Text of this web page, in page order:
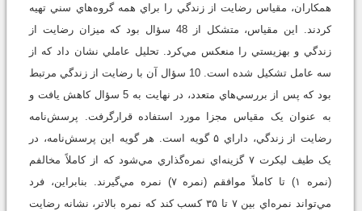
همکاران، مقياس رضايت از زندگي را براي همه گروه‌هاي سني تهيه
کردند. اين مقياس، متشکل از 48 سؤال بود که ميزان رضايت از
زندگي و بهزيستي را منعکس مي‌کرد. تحليل عاملي نشان داد که از
سه عامل تشکيل شده است. 10 سؤال آن با رضايت از زندگي مرتبط
بود که پس از بررسي‌هاي متعدد، در نهايت به 5 سؤال کاهش يافت و
به عنوان يک مقياس مجزا مورد استفاده قرارگرفت. پرسش‌نامه
رضايت از زندگي، داراي ۵ گويه است. هر گويه اين پرسش‌نامه، در
يک طيف ليکرت ۷ گزينه‌اي نمره‌گذاري مي‌شود که از کاملاً مخالفم
(نمره ۱) تا کاملاً موافقم (نمره ۷) نمره مي‌گيرند. بنابراين، فرد
مي‌تواند نمره‌اي بين ۷ تا ۳۵ کسب کند که نمره بالاتر، نشانه رضايت